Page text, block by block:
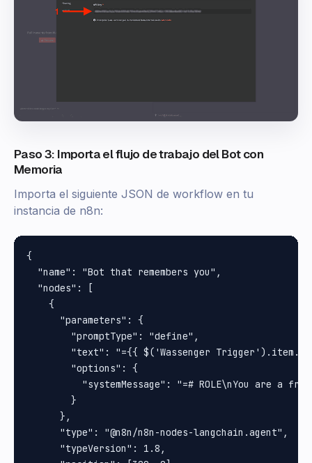
Paso 3: Importa el flujo de trabajo del Bot con
Memoria
Importa el siguiente JSON de workflow en tu
instancia de n8n:
{
  "name": "Bot that remembers you",
  "nodes": [
    {
      "parameters": {
        "promptType": "define",
"text": "={{ $('Wassenger
        "options": {
"systemMessage": "=# ROLE\nYou are a
        }
      },
      "type": "@n8n/n8n-nodes-langchain.agent",
      "typeVersion": 1.8,